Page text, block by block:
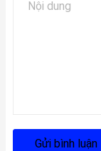
Gửi bình luận